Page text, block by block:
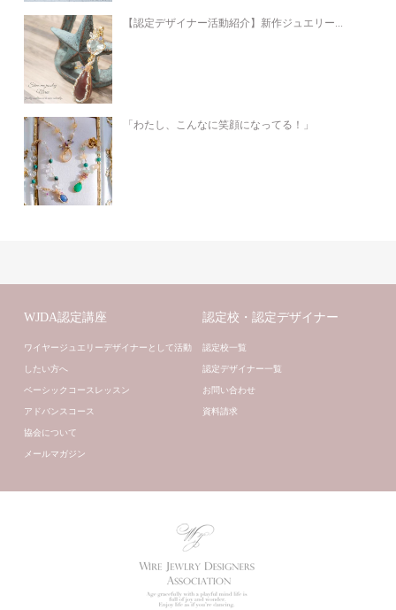
【認定デザイナー活動紹介】新作ジュエリー...
「わたし、こんなに笑顔になってる！」
WJDA認定講座
ワイヤージュエリーデザイナーとして活動
したい方へ
ベーシックコースレッスン
アドバンスコース
協会について
メールマガジン
認定校・認定デザイナー
認定校一覧
認定デザイナー一覧
お問い合わせ
資料請求